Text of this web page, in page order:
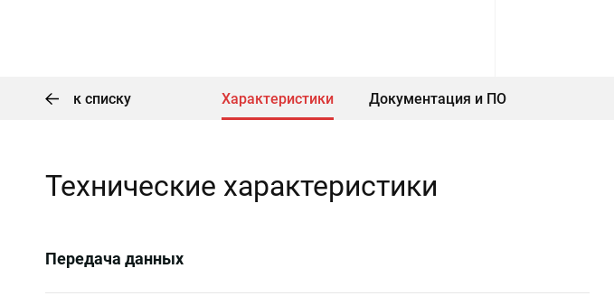
к списку Характеристики Документация и ПО
Технические характеристики
Передача данных